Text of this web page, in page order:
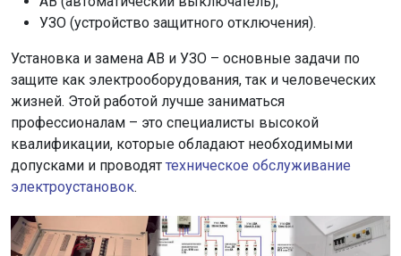
УЗО (устройство защитного отключения).
Установка и замена АВ и УЗО – основные задачи по
защите как электрооборудования, так и человеческих
жизней. Этой работой лучше заниматься
профессионалам – это специалисты высокой
квалификации, которые обладают необходимыми
допусками и проводят техническое обслуживание
электроустановок.